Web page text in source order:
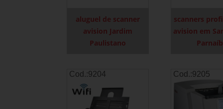
aluguel de scanner
avision Jardim
Paulistano
scanners
avision em
Cod.:9204 Cod.:9205